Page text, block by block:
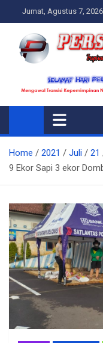
to
content
Jumat, Agustus 7, 2026
Ispiratif Profesional
Home 2021 Juli
21
9 Ekor Sapi 3 ekor